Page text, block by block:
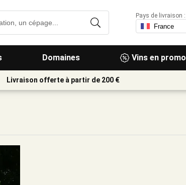
Domaines Vins en promo
Pays de livraison :
Livraison offerte à partir de 200 €